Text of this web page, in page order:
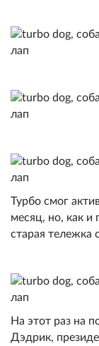
Турбо смог
месяц, но, как и
старая тележка
На этот раз на
Дэдрик,